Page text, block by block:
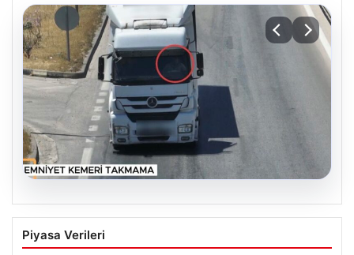
Gaziantep’te Dron Destekli Trafik
Denetimleriyle Bin 123 Araca Ceza
Piyasa Verileri